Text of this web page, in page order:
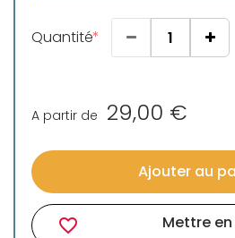
Quantité
A partir de 29,00 €
Ajouter au
favorite_border Mettre